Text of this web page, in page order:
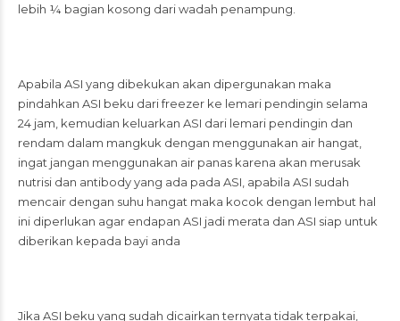
lebih ¼ bagian kosong dari wadah penampung.
Apabila ASI yang dibekukan akan dipergunakan maka
pindahkan ASI beku dari freezer ke lemari pendingin selama
24 jam, kemudian keluarkan ASI dari lemari pendingin dan
rendam dalam mangkuk dengan menggunakan air hangat,
ingat jangan menggunakan air panas karena akan merusak
nutrisi dan antibody yang ada pada ASI, apabila ASI sudah
mencair dengan suhu hangat maka kocok dengan lembut hal
ini diperlukan agar endapan ASI jadi merata dan ASI siap untuk
diberikan kepada bayi anda
Jika ASI beku yang sudah dicairkan ternyata tidak terpakai,